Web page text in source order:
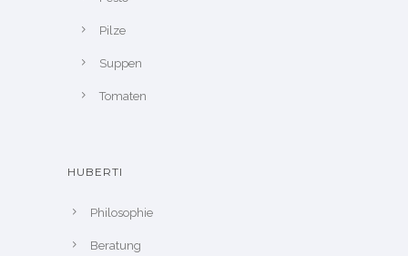
Pilze
Suppen
Tomaten
HUBERTI
Philosophie
Beratung